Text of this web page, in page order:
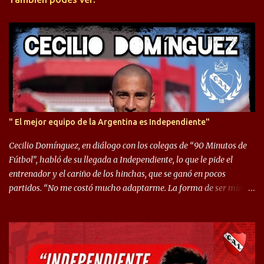
i
s
" El mejor equipo de la Argentina es Independiente"
Cecilio Domínguez, en diálogo con los colegas de “90 Minutos de
Fútbol”, habló de su llegada a Independiente, lo que le pide el
entrenador y el cariño de los hinchas, que se ganó en pocos
partidos. “No me costó mucho adaptarme. La forma de ser mía
llegué a un Independiente que juega muy dinámico y me gusta
mucho. Me favorece por la forma de jugar mía y eso también
ayudó a que me adapte”. “Me siento mejor por izquierda, pero me